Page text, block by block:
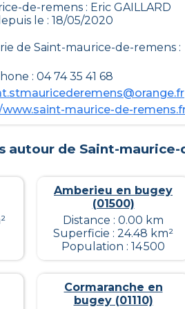
de-remens : Eric GAILLARD
le : 18/05/2020
de Saint-maurice-de-remens :
: 04 74 35 41 68
maurice-de-
autour de Saint-maurice-
Amberieu en bugey
(01500)
Distance : 0.00 km
Superficie : 24.48 km²
Population : 14 500
Cormaranche en
bugey (01110)